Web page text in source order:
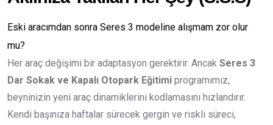
Eski aracımdan sonra Seres 3 modeline alışmam zor olur
mu?
Her araç değişimi bir adaptasyon gerektirir. Ancak Seres 3
Dar Sokak ve Kapalı Otopark Eğitimi programımız,
beyninizin yeni araç dinamiklerini kodlamasını hızlandırır.
Kendi başınıza haftalar sürecek gergin ve riskli süreci,